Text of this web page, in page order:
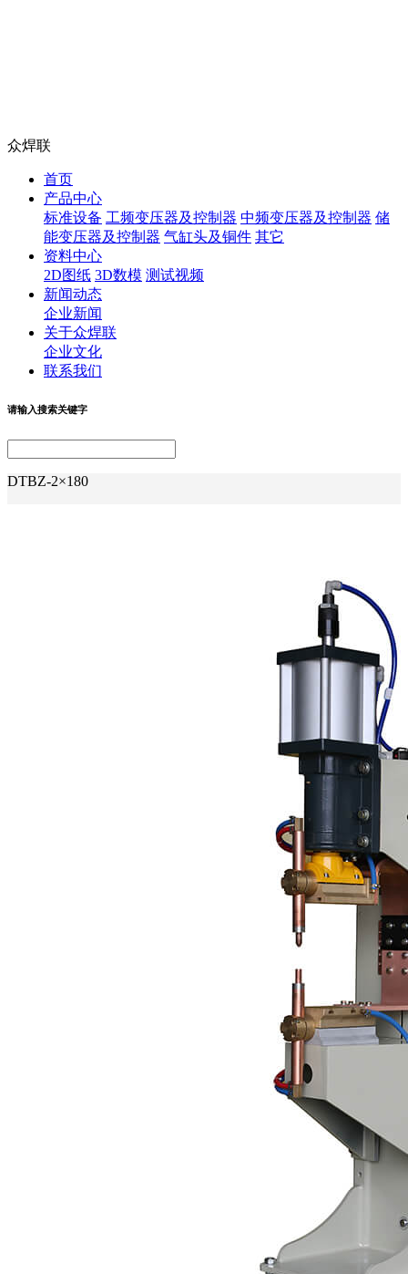
众焊联
首页
产品中心
标准设备 工频变压器及控制器 中频变压器及控制器 储
能变压器及控制器 气缸头及铜件 其它
资料中心
2D图纸 3D数模 测试视频
新闻动态
企业新闻
关于众焊联
企业文化
联系我们
请输入搜索关键字
DTBZ-2×180